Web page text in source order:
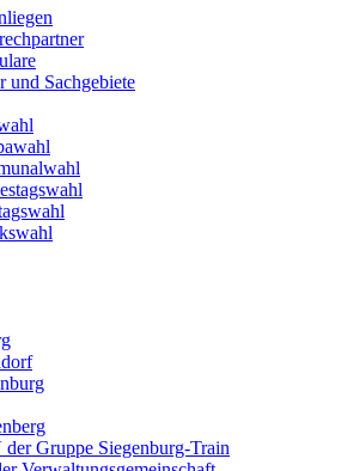
und Sachgebiete
Gruppe Siegenburg-Train